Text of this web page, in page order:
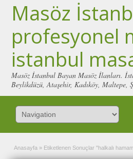
Masöz
profesyonel
istanbul
Masöz İstanbul Bayan Masöz İlanları.
Beylikdüzü, Ataşehir, Kadıköy, Maltepe,
Anasayfa » Etiketlenen Sonuçlar "halkalı